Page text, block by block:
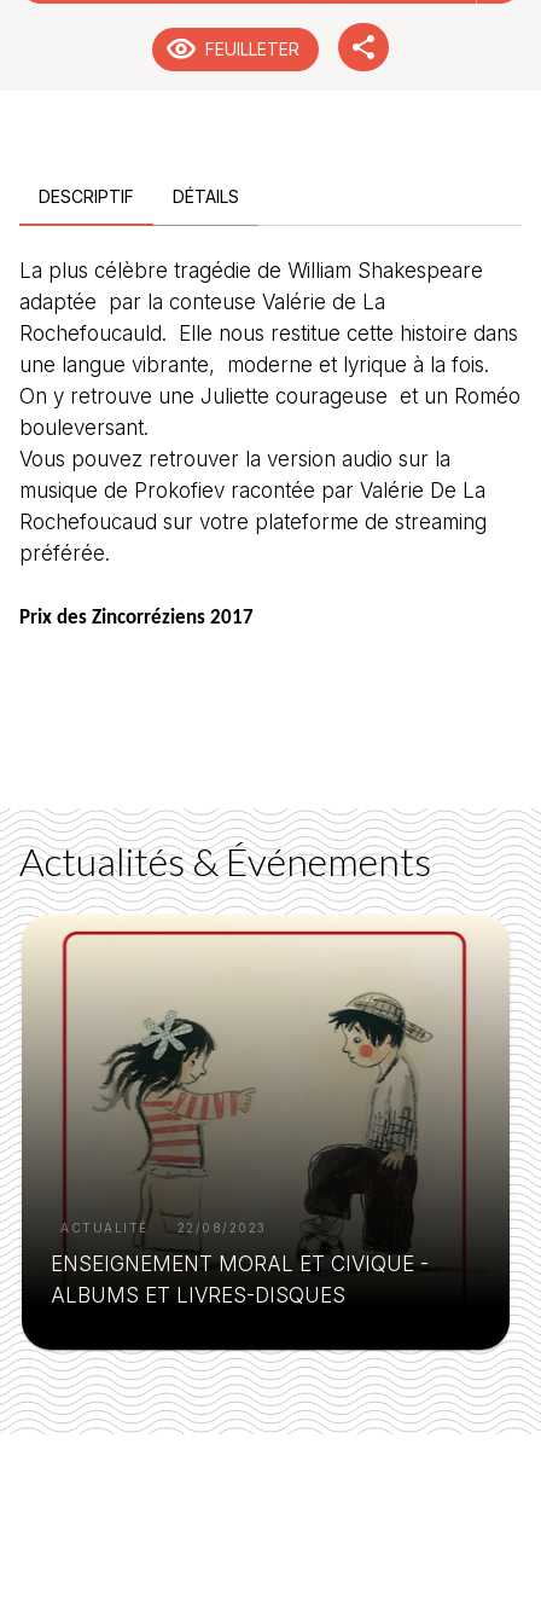
FEUILLETER
DESCRIPTIF DÉTAILS
La plus célèbre tragédie de William Shakespeare
adaptée par la conteuse Valérie de La
Rochefoucauld. Elle nous restitue cette histoire dans
une langue vibrante, moderne et lyrique à la fois.
On y retrouve une Juliette courageuse et un Roméo
bouleversant.
Vous pouvez retrouver la version audio sur la
musique de Prokofiev racontée par Valérie De La
Rochefoucaud sur votre plateforme de streaming
préférée.
Prix des Zincorréziens 2017
Actualités & Événements
ACTUALITÉ 22/08/2023
ENSEIGNEMENT MORAL ET CIVIQUE -
ALBUMS ET LIVRES-DISQUES